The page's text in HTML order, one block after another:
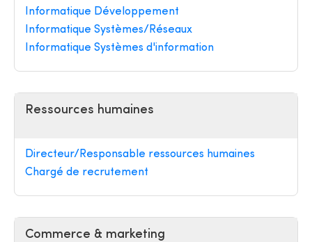
Informatique Développement
Informatique Systèmes/Réseaux
Informatique Systèmes d'information
Ressources humaines
Directeur/Responsable ressources humaines
Chargé de recrutement
Commerce & marketing